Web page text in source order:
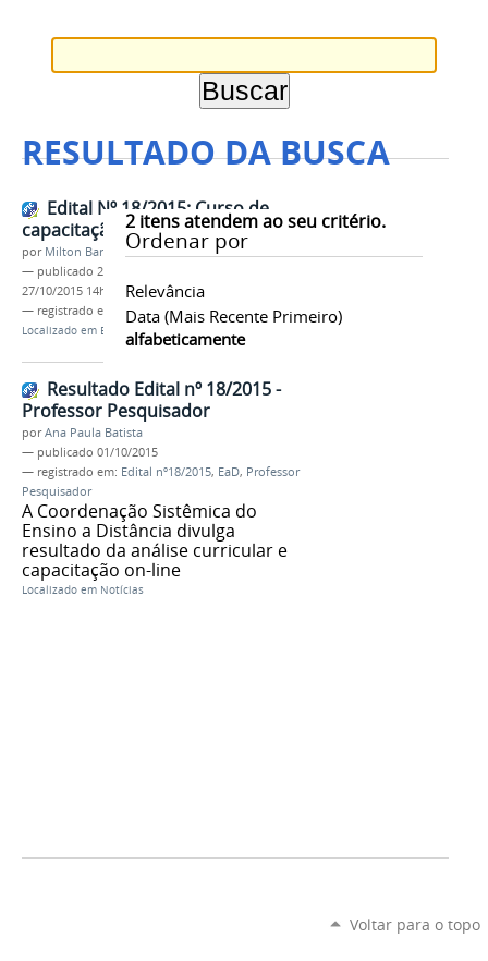
RESULTADO DA BUSCA
2itens atendem ao seu critério.
Ordenar por
Relevância
Data (mais Recente Primeiro)
alfabeticamente
Edital Nº 18/2015: Curso de
capacitação de professores
por Milton Barros
— publicado 26/10/2015
27/10/2015 14h40
— registrado em:
Edital nº18/2015,EaD PROEN
Localizado em Editais
Resultado Edital nº 18/2015 -
Professor Pesquisador
porAna Paula Batista
— publicado 01/10/2015
— registrado em: Edital nº18/2015, EaD, Professor
Pesquisador
A Coordenação Sistêmica do
Ensino a Distância divulga
resultado da análise curricular e
capacitação on-line
Localizado em Notícias
Voltar para o topo